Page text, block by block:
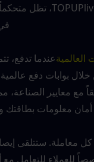
معلومات